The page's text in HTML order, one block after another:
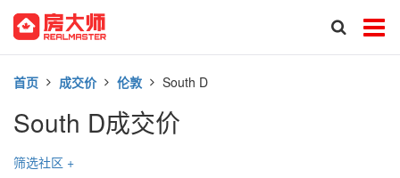
首页 成交价 伦敦 South D
South D成交价
筛选社区 +